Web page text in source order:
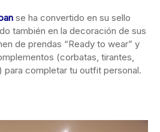
se ha convertido en su sello
también en la decoración de sus
de prendas “Ready to wear” y
(corbatas, tirantes,
completar tu outfit personal.